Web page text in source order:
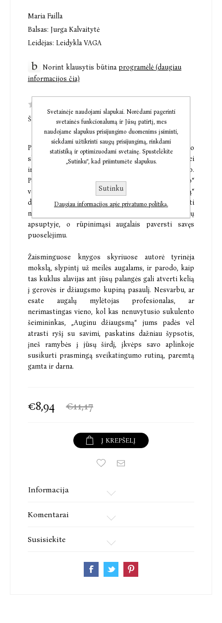
Maria Failla
Balsas: Jurga Kalvaitytė
Leidėjas: Leidykla VAGA
Norint klausytis būtinaprogramėlė (daugiau
informacijos čia)
ŠI PREKĖ DAR NETURI KOMENTARŲ
Pažinkite augalų galią, kuri padės atitrūkti nuo
skubraus gyvenimo keliamo streso ir nerimo bei
imtis savo aplinkoje auginti daugiau džiaugsmo.
Populiarios JAV tinklalaidės „Bloom and Grow Radio“
vedėja Maria Failla savo knygoje „Auginu džiaugsmą“
dalijasi praktikomis ir patarimais, kaip atsitraukti
nuo ekranų, puoselėti vidinę ramybę augalų
apsuptyje, o rūpinimąsi augalais paversti savęs
puoselėjimu.
Žaisminguose knygos skyriuose autorė tyrinėja
mokslą, slypintį už meilės augalams, ir parodo, kaip
tas kuklus alavijas ant jūsų palangės gali atverti kelią
į gerovės ir džiaugsmo kupiną pasaulį. Nesvarbu, ar
esate augalų mylėtojas profesionalas, ar
nerimastingas vieno, kol kas nenuvytusio sukulento
šeimininkas, „Auginu džiaugsmą“ jums padės vėl
atrasti ryšį su savimi, paskatins dažniau šypsotis,
įneš ramybės į jūsų širdį, įkvėps savo aplinkoje
susikurti prasmingą sveikatingumo rutiną, paremtą
gamta ir darna.
€8,94 €11,17
Į KREPŠELĮ
Informacija
Komentarai
Susisiekite
Svetainėje naudojami slapukai. Norėdami pagerinti
svetainės funkcionalumą ir Jūsų patirtį, mes
naudojame slapukus prisijungimo duomenims įsiminti,
siekdami užtikrinti saugų prisijungimą, rinkdami
statistiką ir optimizuodami svetainę. Spustelėkite
„Sutinku“, kad priimtumėte slapukus.
Sutinku
Daugiau informacijos apie privatumo politiką.